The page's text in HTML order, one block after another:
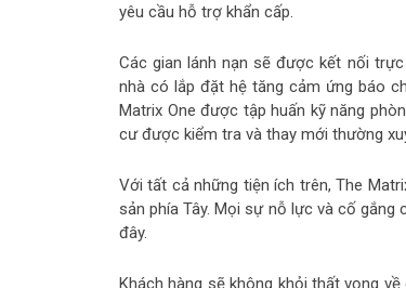
yêu cầu hỗ trợ khẩn cấp.
Các gian lánh nạn sẽ được kết nối
nhà có lắp đặt hệ tăng cảm ứng báo
Matrix One được tập huấn kỹ năng
cư được kiểm tra và thay mới thường
Với tất cả những tiện ích trên, The
sản phía Tây. Mọi sự nỗ lực và cố
đây.
Khách hàng sẽ không khỏi thất vọng